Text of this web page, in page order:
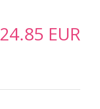
24.85 EUR